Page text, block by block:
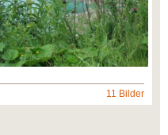
11 Bilder